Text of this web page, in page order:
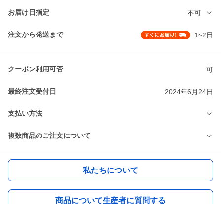
お届け日指定 不可
注文から発送まで 1~2日
クーポン利用可否 可
最終注文受付日 2024年6月24日
支払い方法
複数商品のご注文について
私たちについて
商品について生産者に質問する